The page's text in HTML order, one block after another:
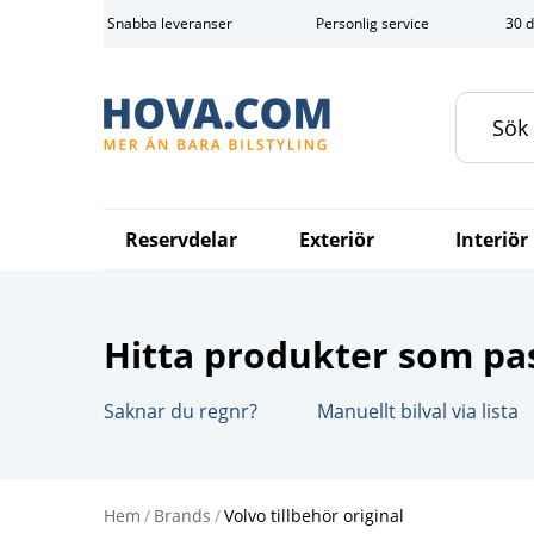
Snabba leveranser Personlig service 30
Reservdelar Exteriör Interiör
Hitta produkter som
Saknar du regnr? Manuellt bilval via lista
Hem / Brands /Volvo tillbehör original